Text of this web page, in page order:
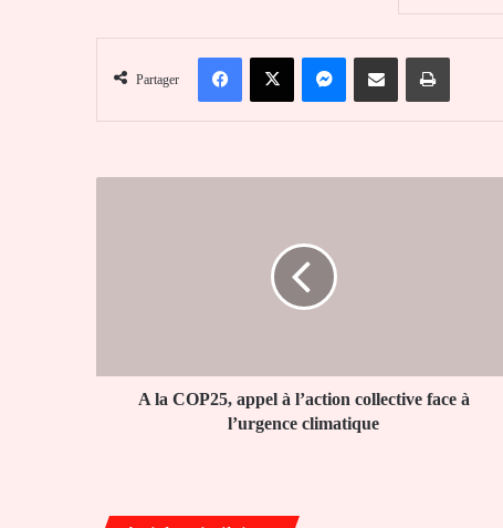
Partager
FacebookX MessengerPartager par email Imprimer
à
l’urgenceA la COP25, appel à l’action collective face à
l’urgence climatique